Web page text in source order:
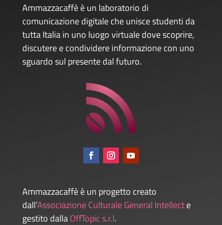
Ammazzacaffè è un laboratorio di
comunicazione digitale che unisce studenti da
tutta Italia in uno luogo virtuale dove scoprire,
discutere e condividere informazione con uno
sguardo sul presente dal futuro.
Ammazzacaffè è un progetto creato
dall’Associazione Culturale General Intellecte
gestito dallaOffTopic s.r.l.